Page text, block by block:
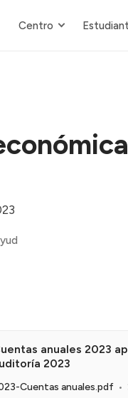
Centro
anuales 2023
2023
Cuentas anuales.pdf